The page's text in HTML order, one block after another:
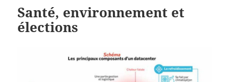
Santé, environnement et
élections